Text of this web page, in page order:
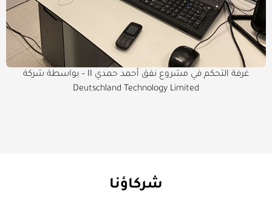
غرفة التحكم في مشروع نفق أحمد حمدي II – بواسطة شركة
Deutschland Technology Limited
شركاؤنا